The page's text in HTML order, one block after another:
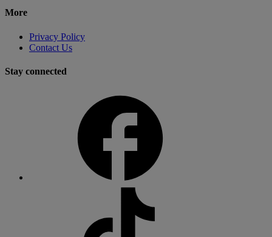
More
Privacy Policy
Contact Us
Stay connected